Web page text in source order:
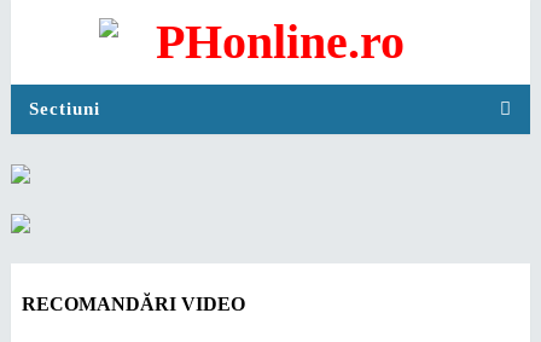
Sectiuni
RECOMANDĂRI VIDEO